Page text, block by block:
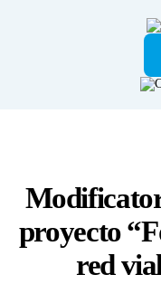
proyecto
red